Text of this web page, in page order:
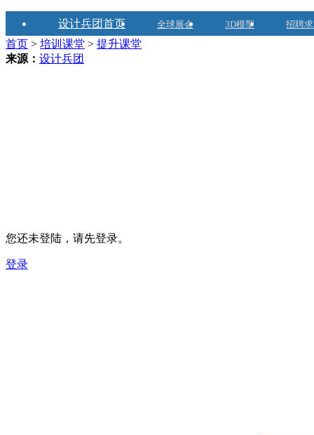
设计兵团首页 全球展会 3D模型 招聘
首页 > 培训课堂 > 提升课堂
来源： 设计兵团
您还未登陆，请先登录。
登录